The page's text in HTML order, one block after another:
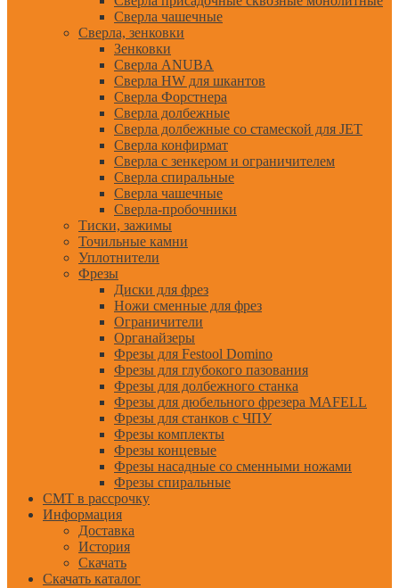
Сверла чашечные
Сверла, зенковки
Зенковки
Сверла ANUBA
Сверла HW для шкантов
Сверла Форстнера
Сверла долбежные
Сверла долбежные со стамеской для JET
Сверла конфирмат
Сверла с зенкером и ограничителем
Сверла спиральные
Сверла чашечные
Сверла-пробочники
Тиски, зажимы
Точильные камни
Уплотнители
Фрезы
Диски для фрез
Ножи сменные для фрез
Ограничители
Органайзеры
Фрезы для Festool Domino
Фрезы для глубокого пазования
Фрезы для долбежного станка
Фрезы для дюбельного фрезера MAFELL
Фрезы для станков с ЧПУ
Фрезы комплекты
Фрезы концевые
Фрезы насадные со сменными ножами
Фрезы спиральные
CMT в рассрочку
Информация
Доставка
История
Скачать
Скачать каталог